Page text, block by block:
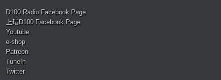
D100 Radio Facebook Page
上環D100 Facebook Page
Youtube
e-shop
Patreon
TuneIn
Twitter